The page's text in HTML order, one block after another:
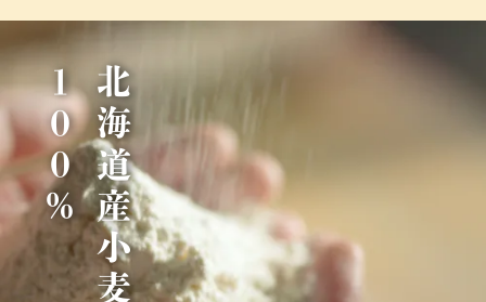
北
海
道
産
小
麦
1
0
0
％